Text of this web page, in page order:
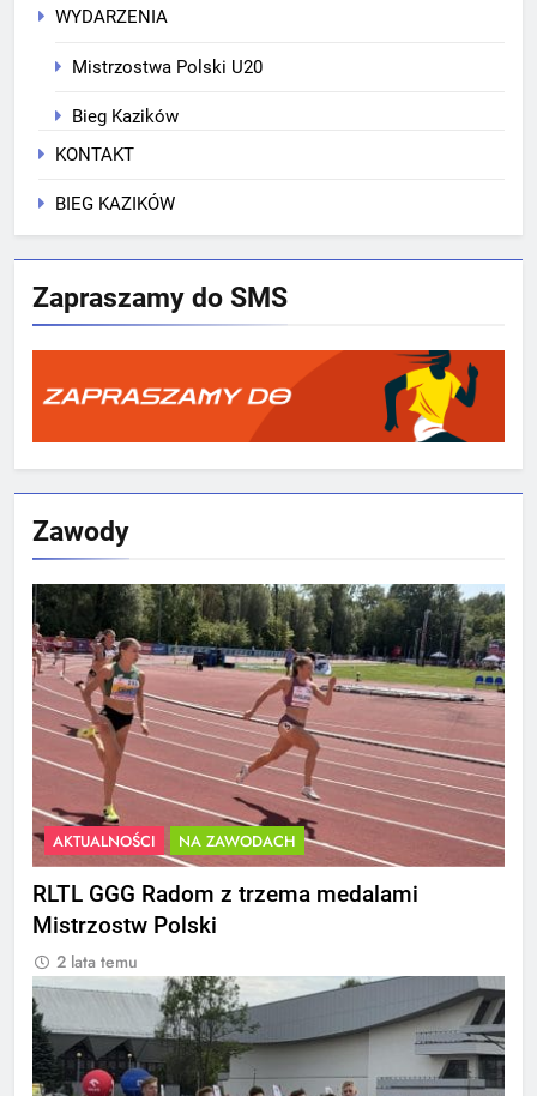
WYDARZENIA
Mistrzostwa Polski U20
Bieg Kazików
KONTAKT
BIEG KAZIKÓW
Zapraszamy do SMS
Zawody
AKTUALNOŚCI NA ZAWODACH
RLTL GGG Radom z trzema medalami
Mistrzostw Polski
2 lata temu